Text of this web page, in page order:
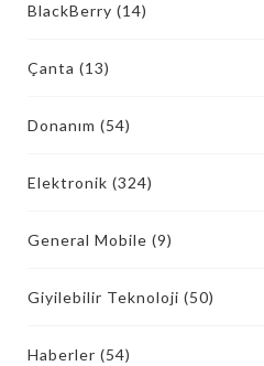
BlackBerry (14)
Çanta (13)
Donanım (54)
Elektronik (324)
General Mobile (9)
Giyilebilir Teknoloji (50)
Haberler (54)